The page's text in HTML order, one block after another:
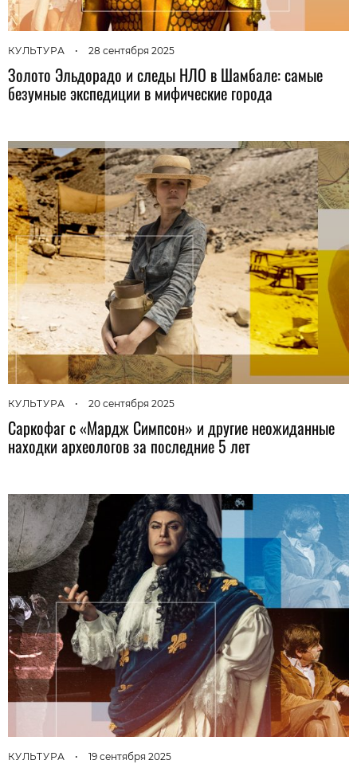
КУЛЬТУРА • 28 сентября 2025
Золото Эльдорадо и следы НЛО в Шамбале: самые
безумные экспедиции в мифические города
КУЛЬТУРА • 20 сентября 2025
Саркофаг с «Мардж Симпсон» и другие неожиданные
находки археологов за последние 5 лет
КУЛЬТУРА • 19 сентября 2025